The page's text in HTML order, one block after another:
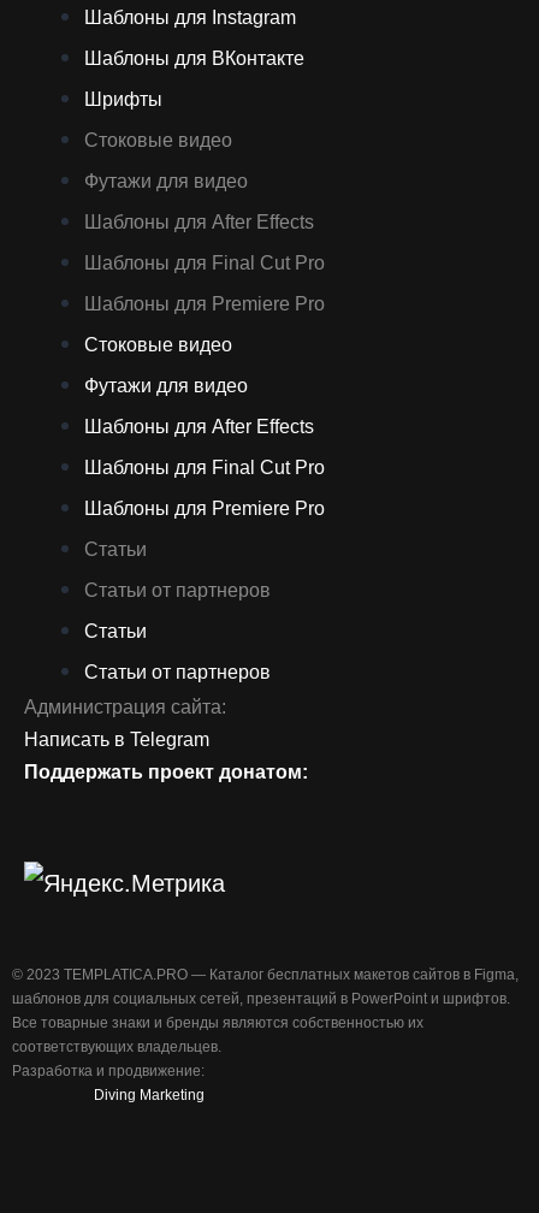
Шаблоны для Instagram
Шаблоны для ВКонтакте
Шрифты
Стоковые видео
Футажи для видео
Шаблоны для After Effects
Шаблоны для Final Cut Pro
Шаблоны для Premiere Pro
Стоковые видео
Футажи для видео
Шаблоны для After Effects
Шаблоны для Final Cut Pro
Шаблоны для Premiere Pro
Статьи
Статьи от партнеров
Статьи
Статьи от партнеров
Администрация сайта:
Написать в Telegram
Поддержать проект донатом:
©️ 2023 TEMPLATICA.PRO — Каталог бесплатных макетов сайтов в Figma,
шаблонов для социальных сетей, презентаций в PowerPoint и шрифтов.
Все товарные знаки и бренды являются собственностью их
соответствующих владельцев.
Разработка и продвижение:
Diving Marketing